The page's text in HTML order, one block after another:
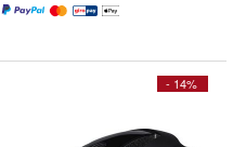
- 14%